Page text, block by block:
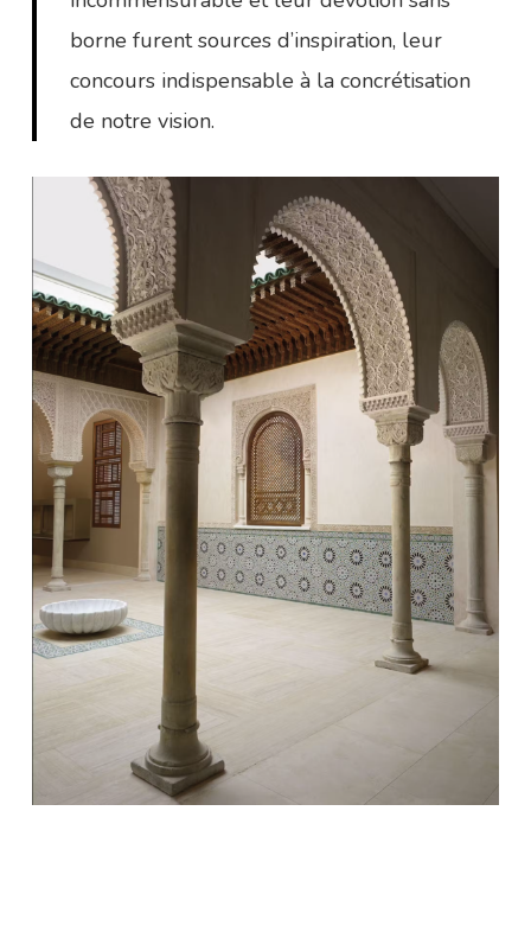
borne furent sources d’inspiration, leur
concours indispensable à la concrétisation
de notre vision.